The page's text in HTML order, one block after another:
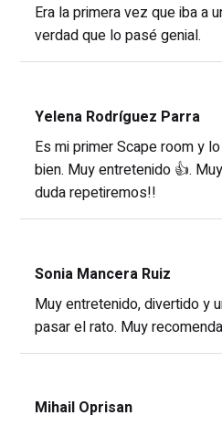
Era la primera vez que iba a
verdad que lo pasé genial.
Yelena Rodríguez Parra
Es mi primer Scape room y
bien. Muy entretenido 👍.
duda repetiremos!!
Sonia Mancera Ruiz
Muy entretenido, divertido y
pasar el rato. Muy
Mihail Oprisan